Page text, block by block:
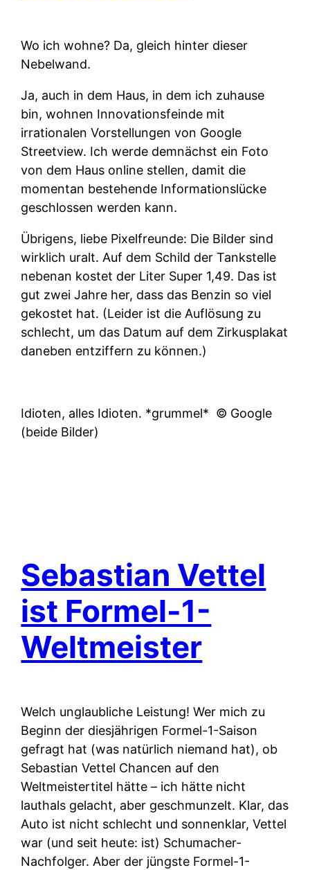
Wo ich wohne? Da, gleich hinter dieser
Nebelwand.
Ja, auch in dem Haus, in dem ich zuhause
bin, wohnen Innovationsfeinde mit
irrationalen Vorstellungen von Google
Streetview. Ich werde demnächst ein Foto
von dem Haus online stellen, damit die
momentan bestehende Informationslücke
geschlossen werden kann.
Übrigens, liebe Pixelfreunde: Die Bilder sind
wirklich uralt. Auf dem Schild der Tankstelle
nebenan kostet der Liter Super 1,49. Das ist
gut zwei Jahre her, dass das Benzin so viel
gekostet hat. (Leider ist die Auflösung zu
schlecht, um das Datum auf dem Zirkusplakat
daneben entziffern zu können.)
Idioten, alles Idioten. *grummel* © Google
(beide Bilder)
Sebastian Vettel
ist Formel-1-
Weltmeister
Welch unglaubliche Leistung! Wer mich zu
Beginn der diesjährigen Formel-1-Saison
gefragt hat (was natürlich niemand hat), ob
Sebastian Vettel Chancen auf den
Weltmeistertitel hätte – ich hätte nicht
lauthals gelacht, aber geschmunzelt. Klar, das
Auto ist nicht schlecht und sonnenklar, Vettel
war (und seit heute: ist) Schumacher-
Nachfolger. Aber der jüngste Formel-1-